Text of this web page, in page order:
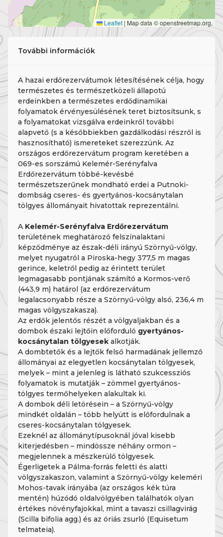
Leaflet | Map data © openstreetmap.org,
További információk
A hazai erdőrezervátumok létesítésének célja, hogy
természetes és természetközeli állapotú
erdeinkben a természetes erdődinamikai
folyamatok érvényesülésének teret biztosítsunk, s
a folyamatokat vizsgálva erdeinkről további
alapvető (s a későbbiekben gazdálkodási részről is
hasznosítható) ismereteket szerezzünk. Az
országos erdőrezervátum program keretében a
069-es sorszámú Kelemér-Serényfalva
Erdőrezervátum többé-kevésbé
természetszerűnek mondható erdei a Putnoki-
dombság cseres- és gyertyános-kocsánytalan
tölgyes állományait hivatottak reprezentálni.
A Kelemér-Serényfalva Erdőrezervátum
területének meghatározó felszínalaktani
képződménye az észak-déli irányú Szörnyű-völgy,
melyet nyugatról a Piroska-hegy 377,5 m magas
gerince, keletről pedig az érintett terület
legmagasabb pontjának számító a Kormos-verő
(443,9 m) határol (az erdőrezervátum
legalacsonyabb része a Szörnyű-völgy alsó, 236,4 m
magas völgyszakasza).
Az erdők jelentős részét a völgyaljakban és a
dombok északi lejtőin előforduló gyertyános-
kocsánytalan tölgyesek alkotják.
A dombtetők és a lejtők felső harmadának jellemző
állományai az elegyetlen kocsánytalan tölgyesek,
melyek – mint a jelenleg is látható szukcessziós
folyamatok is mutatják – zömmel gyertyános-
tölgyes termőhelyeken alakultak ki.
A dombok déli letörésein – a Szörnyű-völgy
mindkét oldalán – több helyütt is előfordulnak a
cseres-kocsánytalan tölgyesek.
Ezeknél az állománytípusoknál jóval kisebb
kiterjedésben – mindössze néhány ormon –
megjelennek a mészkerülő tölgyesek.
Égerligetek a Pálma-forrás feletti és alatti
völgyszakaszon, valamint a Szörnyű-völgy keleméri
Mohos-tavak irányába (az országos kék túra
mentén) húzódó oldalvölgyében találhatók olyan
értékes növényfajokkal, mint a tavaszi csillagvirág
(Scilla bifolia agg.) és az óriás zsurló (Equisetum
telmateia).